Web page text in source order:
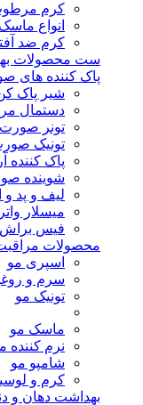
کرم
انواع ماسک
کرم ضد
ست محصولات
پاک کننده های
شیر پاک
دستمال
تونر صورت
تونیک
پاک
شوینده
لیف و پد و
میسلار
فیس براش
محصولات
اسپری مو
سرم و
تونیک مو
ماسک مو
نرم کننده
شامپو مو
کرم و
بهداشت دهان و